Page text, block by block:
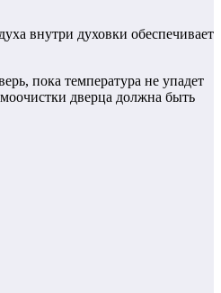
внутри духовки обеспечивает
пока температура не упадет
дверца должна быть